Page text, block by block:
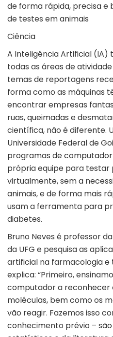
de forma rápida, precisa e
de testes em animais
Ciência
A Inteligência Artificial (IA)
todas as áreas de
temas de reportagens
forma como as máquinas
encontrarempresas
ruas,queimadas e
científica, não é diferente.
Universidade Federal de
programas de
própria equipe para testar
virtualmente, sem a
animais, e de forma mais
usam a ferramenta para
diabetes.
Bruno Neves é professor
da UFG e pesquisa as
artificial na farmacologia e
explica: “Primeiro,
computador a
moléculas, bem como os
vão reagir. Fazemos isso
conhecimento prévio –